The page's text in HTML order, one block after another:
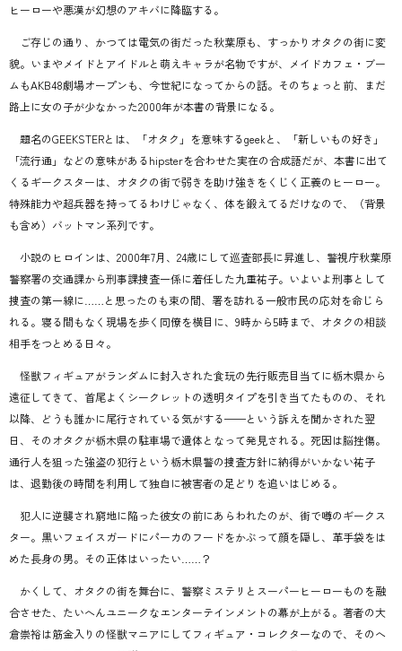
ヒーローや悪漢が幻想のアキバに降臨する。
ご存じの通り、かつては電気の街だった秋葉原も、すっかりオタクの街に変
貌。いまやメイドとアイドルと萌えキャラが名物ですが、メイドカフェ・ブー
ムもAKB48劇場オープンも、今世紀になってからの話。そのちょっと前、まだ
路上に女の子が少なかった2000年が本書の背景になる。
題名のGEEKSTERとは、「オタク」を意味するgeekと、「新しいもの好き」
「流行通」などの意味があるhipsterを合わせた実在の合成語だが、本書に出て
くるギークスターは、オタクの街で弱きを助け強きをくじく正義のヒーロー。
特殊能力や超兵器を持ってるわけじゃなく、体を鍛えてるだけなので、（背景
も含め）バットマン系列です。
小説のヒロインは、2000年7月、24歳にして巡査部長に昇進し、警視庁秋葉原
警察署の交通課から刑事課捜査一係に着任した九重祐子。いよいよ刑事として
捜査の第一線に……と思ったのも束の間、署を訪れる一般市民の応対を命じら
れる。寝る間もなく現場を歩く同僚を横目に、9時から5時まで、オタクの相談
相手をつとめる日々。
怪獣フィギュアがランダムに封入された食玩の先行販売目当てに栃木県から
遠征してきて、首尾よくシークレットの透明タイプを引き当てたものの、それ
以降、どうも誰かに尾行されている気がする——という訴えを聞かされた翌
日、そのオタクが栃木県の駐車場で遺体となって発見される。死因は脳挫傷。
通行人を狙った強盗の犯行という栃木県警の捜査方針に納得がいかない祐子
は、退勤後の時間を利用して独自に被害者の足どりを追いはじめる。
犯人に逆襲され窮地に陥った彼女の前にあらわれたのが、街で噂のギークス
ター。黒いフェイスガードにパーカのフードをかぶって顔を隠し、革手袋をは
めた長身の男。その正体はいったい……？
かくして、オタクの街を舞台に、警察ミステリとスーパーヒーローものを融
合させた、たいへんユニークなエンターテインメントの幕が上がる。著者の大
倉崇裕は筋金入りの怪獣マニアにしてフィギュア・コレクターなので、そのへ